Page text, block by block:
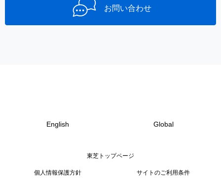
お問い合わせ
English Global
東芝トップページ
個人情報保護方針 サイトのご利用条件